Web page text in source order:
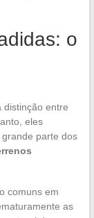
o
distinção entre
eles
parte dos
comuns em
as